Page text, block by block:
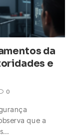
da
e
0
que a